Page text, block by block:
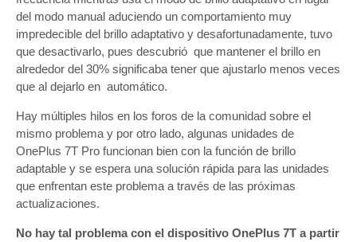
del modo manual aduciendo un comportamiento muy
impredecible del brillo adaptativo y desafortunadamente, tuvo
que desactivarlo, pues descubrió que mantener el brillo en
alrededor del 30% significaba tener que ajustarlo menos veces
que al dejarlo en automático.
Hay múltiples hilos en los foros de la comunidad sobre el
mismo problema y por otro lado, algunas unidades de
OnePlus 7T Pro funcionan bien con la función de brillo
adaptable y se espera una solución rápida para las unidades
que enfrentan este problema a través de las próximas
actualizaciones.
No hay tal problema con el dispositivo OnePlus 7T a partir